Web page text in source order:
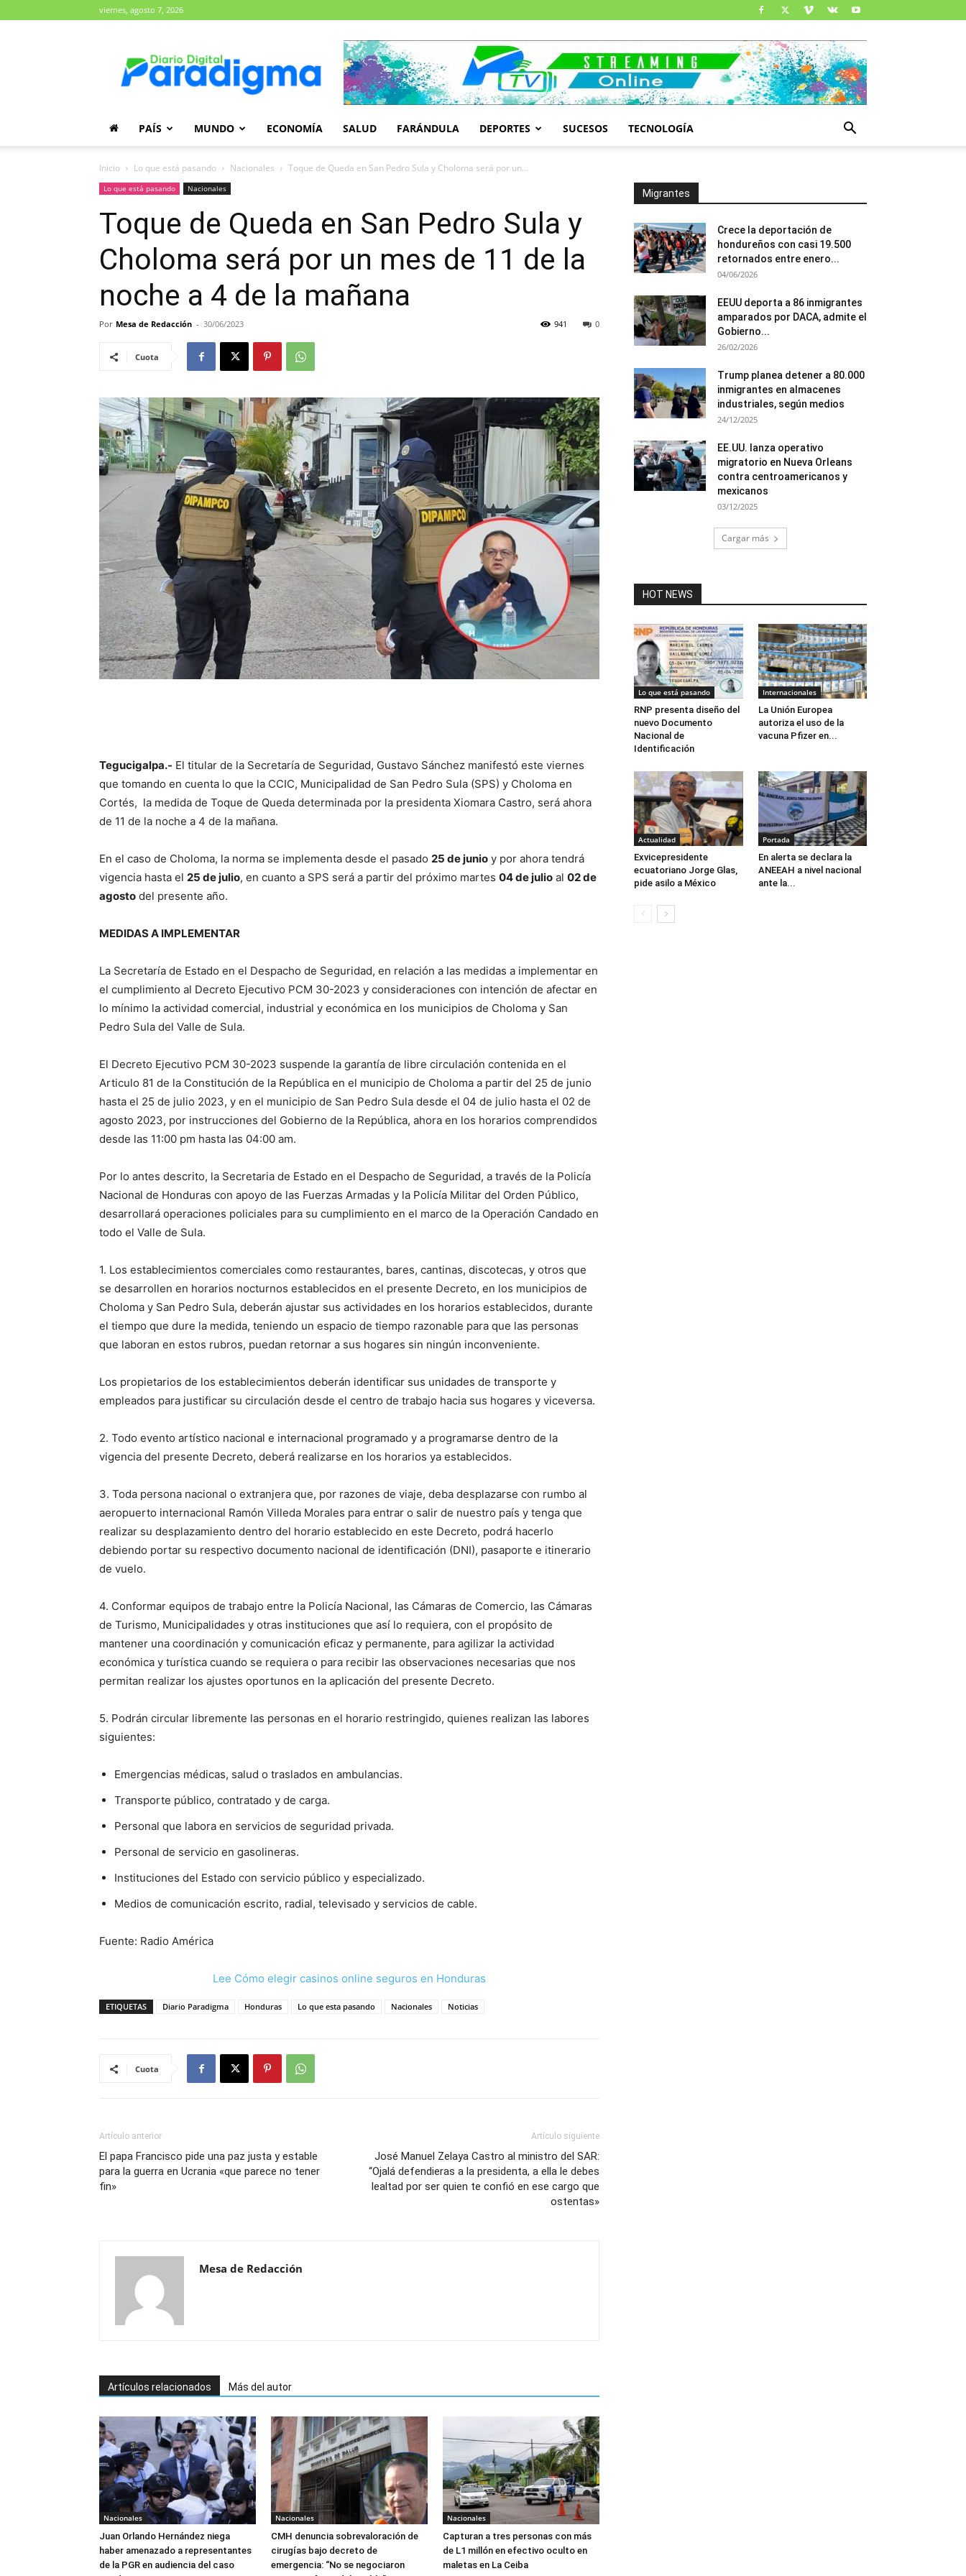
viernes, agosto 7, 2026
Paradigma
PAÍS MUNDO ECONOMÍA SALUD FARÁNDULA DEPORTES SUCESOS TECNOLOGÍA
Inicio Lo que está pasando Nacionales Toque de Queda en San Pedro Sula y Choloma será por un...
Lo que está pasando Nacionales
Toque de Queda en San Pedro Sula y
Choloma será por un mes de 11 de la
noche a 4 de la mañana
Por Mesa de Redacción - 30/06/2023 0
941
Cuota
Tegucigalpa.- El titular de la Secretaría de Seguridad, Gustavo Sánchez manifestó este viernes
que tomando en cuenta lo que la CCIC, Municipalidad de San Pedro Sula (SPS) y Choloma en
Cortés, la medida de Toque de Queda determinada por la presidenta Xiomara Castro, será ahora
de 11 de la noche a 4 de la mañana.
En el caso de Choloma, la norma se implementa desde el pasado 25 de junio y por ahora tendrá
vigencia hasta el 25 de julio, en cuanto a SPS será a partir del próximo martes 04 de julio al 02 de
agosto del presente año.
MEDIDAS A IMPLEMENTAR
La Secretaría de Estado en el Despacho de Seguridad, en relación a las medidas a implementar en
el cumplimiento al Decreto Ejecutivo PCM 30-2023 y consideraciones con intención de afectar en
lo mínimo la actividad comercial, industrial y económica en los municipios de Choloma y San
Pedro Sula del Valle de Sula.
El Decreto Ejecutivo PCM 30-2023 suspende la garantía de libre circulación contenida en el
Articulo 81 de la Constitución de la República en el municipio de Choloma a partir del 25 de junio
hasta el 25 de julio 2023, y en el municipio de San Pedro Sula desde el 04 de julio hasta el 02 de
agosto 2023, por instrucciones del Gobierno de la República, ahora en los horarios comprendidos
desde las 11:00 pm hasta las 04:00 am.
Por lo antes descrito, la Secretaria de Estado en el Despacho de Seguridad, a través de la Policía
Nacional de Honduras con apoyo de las Fuerzas Armadas y la Policía Militar del Orden Público,
desarrollará operaciones policiales para su cumplimiento en el marco de la Operación Candado en
todo el Valle de Sula.
1. Los establecimientos comerciales como restaurantes, bares, cantinas, discotecas, y otros que
se desarrollen en horarios nocturnos establecidos en el presente Decreto, en los municipios de
Choloma y San Pedro Sula, deberán ajustar sus actividades en los horarios establecidos, durante
el tiempo que dure la medida, teniendo un espacio de tiempo razonable para que las personas
que laboran en estos rubros, puedan retornar a sus hogares sin ningún inconveniente.
Los propietarios de los establecimientos deberán identificar sus unidades de transporte y
empleados para justificar su circulación desde el centro de trabajo hacia sus hogares y viceversa.
2. Todo evento artístico nacional e internacional programado y a programarse dentro de la
vigencia del presente Decreto, deberá realizarse en los horarios ya establecidos.
3. Toda persona nacional o extranjera que, por razones de viaje, deba desplazarse con rumbo al
aeropuerto internacional Ramón Villeda Morales para entrar o salir de nuestro país y tenga que
realizar su desplazamiento dentro del horario establecido en este Decreto, podrá hacerlo
debiendo portar su respectivo documento nacional de identificación (DNI), pasaporte e itinerario
de vuelo.
4. Conformar equipos de trabajo entre la Policía Nacional, las Cámaras de Comercio, las Cámaras
de Turismo, Municipalidades y otras instituciones que así lo requiera, con el propósito de
mantener una coordinación y comunicación eficaz y permanente, para agilizar la actividad
económica y turística cuando se requiera o para recibir las observaciones necesarias que nos
permitan realizar los ajustes oportunos en la aplicación del presente Decreto.
5. Podrán circular libremente las personas en el horario restringido, quienes realizan las labores
siguientes:
Emergencias médicas, salud o traslados en ambulancias.
Transporte público, contratado y de carga.
Personal que labora en servicios de seguridad privada.
Personal de servicio en gasolineras.
Instituciones del Estado con servicio público y especializado.
Medios de comunicación escrito, radial, televisado y servicios de cable.
Fuente: Radio América
Lee Cómo elegir casinos online seguros en Honduras
ETIQUETAS Diario Paradigma Honduras Lo que esta pasando Nacionales Noticias
Cuota
Artículo anterior
El papa Francisco pide una paz justa y estable
para la guerra en Ucrania «que parece no tener
fin»
Artículo siguiente
José Manuel Zelaya Castro al ministro del SAR:
“Ojalá defendieras a la presidenta, a ella le debes
lealtad por ser quien te confió en ese cargo que
ostentas»
Mesa de Redacción
Artículos relacionados Más del autor
Nacionales
Juan Orlando Hernández niega
haber amenazado a representantes
de la PGR en audiencia del caso
Nacionales
CMH denuncia sobrevaloración de
cirugías bajo decreto de
emergencia: “No se negociaron
Nacionales
Capturan a tres personas con más
de L1 millón en efectivo oculto en
maletas en La Ceiba
Migrantes
Crece la deportación de
hondureños con casi 19.500
retornados entre enero...
04/06/2026
EEUU deporta a 86 inmigrantes
amparados por DACA, admite el
Gobierno...
26/02/2026
Trump planea detener a 80.000
inmigrantes en almacenes
industriales, según medios
24/12/2025
EE.UU. lanza operativo
migratorio en Nueva Orleans
contra centroamericanos y
mexicanos
03/12/2025
Cargar más
HOT NEWS
Lo que está pasando
RNP presenta diseño del
nuevo Documento
Nacional de
Identificación
Internacionales
La Unión Europea
autoriza el uso de la
vacuna Pfizer en...
Actualidad
Exvicepresidente
ecuatoriano Jorge Glas,
pide asilo a México
Portada
En alerta se declara la
ANEEAH a nivel nacional
ante la...